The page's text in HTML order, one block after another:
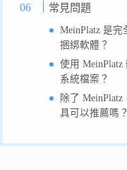
常見問題
MeinPlatz 是
捆綁軟體？
使用
系統檔案？
除了
具可以推薦嗎？